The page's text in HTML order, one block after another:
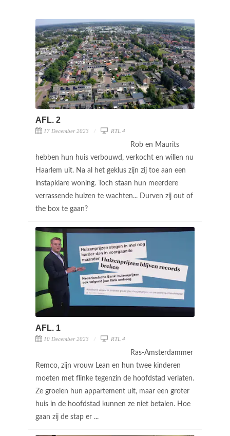
AFL. 2
17 December 2023 RTL 4
Rob en Maurits
hebben hun huis verbouwd, verkocht en willen nu
Haarlem uit. Na al het geklus zijn zij toe aan een
instapklare woning. Toch staan hun meerdere
verrassende huizen te wachten... Durven zij out of
the box te gaan?
AFL. 1
10 December 2023 RTL 4
Ras-Amsterdammer
Remco, zijn vrouw Lean en hun twee kinderen
moeten met flinke tegenzin de hoofdstad verlaten.
Ze groeien hun appartement uit, maar een groter
huis in de hoofdstad kunnen ze niet betalen. Hoe
gaan zij de stap er ...